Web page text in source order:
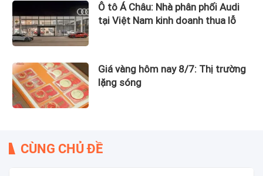
Ô tô Á Châu: Nhà phân phối Audi
tại Việt Nam kinh doanh thua lỗ
Giá vàng hôm nay 8/7: Thị trường
lặng sóng
CÙNG CHỦ ĐỀ